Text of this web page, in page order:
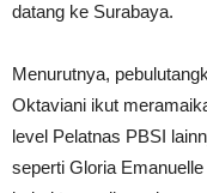
datang ke Surabaya.
Menurutnya,
Oktaviani ikut
level Pelatnas PBSI
seperti Gloria